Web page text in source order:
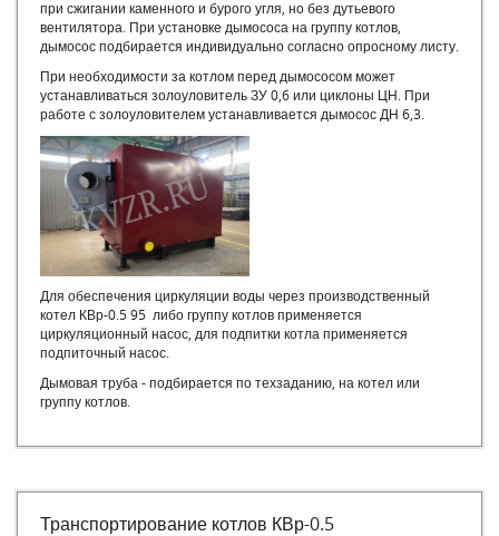
при сжигании каменного и бурого угля, но без дутьевого
вентилятора. При установке дымососа на группу котлов,
дымосос подбирается индивидуально согласно опросному листу.
При необходимости за котлом перед дымососом может
устанавливаться золоуловитель ЗУ 0,6 или циклоны ЦН. При
работе с золоуловителем устанавливается дымосос ДН 6,3.
Для обеспечения циркуляции воды через производственный
котел КВр-0.5 95 либо группу котлов применяется
циркуляционный насос, для подпитки котла применяется
подпиточный насос.
Дымовая труба - подбирается по техзаданию, на котел или
группу котлов.
Транспортирование котлов КВр-0.5